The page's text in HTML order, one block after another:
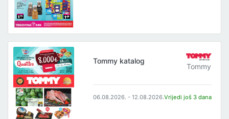
Tommy katalog
Tommy
06.08.2026. - 12.08.2026.Vrijedi još 3 dana